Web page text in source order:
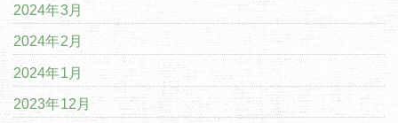
2024年3月
2024年2月
2024年1月
2023年12月